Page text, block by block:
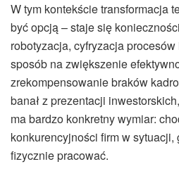
W tym kontekście transformacja
być opcją – staje się
robotyzacja, cyfryzacja procesów
sposób na zwiększenie
zrekompensowanie braków
banał z prezentacji
ma bardzo konkretny wymiar:
konkurencyjności firm w
fizycznie pracować.